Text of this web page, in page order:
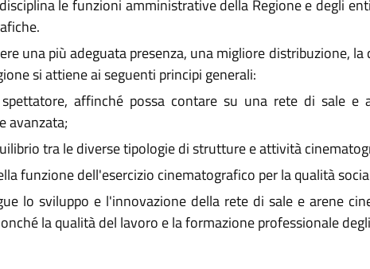
le funzioni amministrative della Regione e degli
una più adeguata presenza, una migliore distribuzione,
si attiene ai seguenti principi generali:
affinché possa contare su una rete di sale e
avanzata;
tra le diverse tipologie di strutture e attività
funzione dell'esercizio cinematografico per la qualità
lo sviluppo e l'innovazione della rete di sale e arene
la qualità del lavoro e la formazione professionale